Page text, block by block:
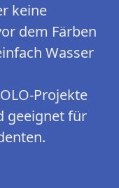
keine
dem Färben
Wasser
Projekte
geeignet für